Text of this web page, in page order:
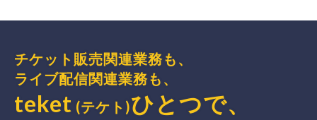
チケット販売関連業務も、
ライブ配信関連業務も、
teket (テケト)ひとつで、